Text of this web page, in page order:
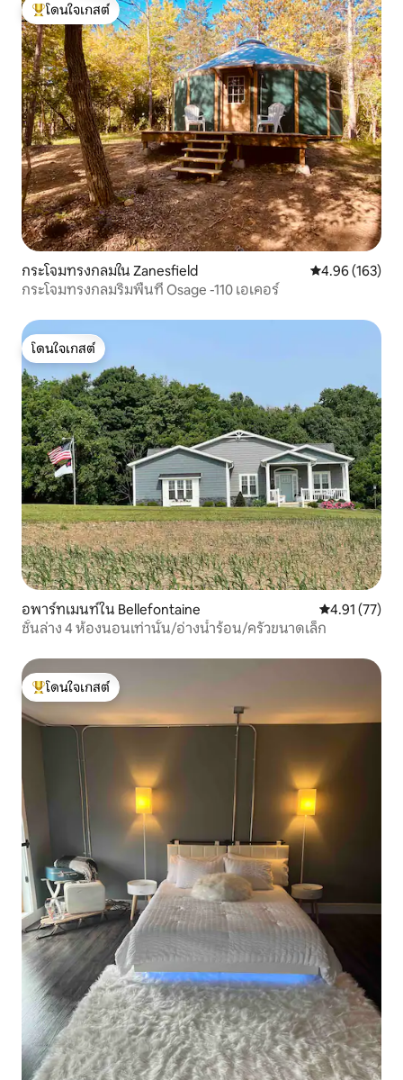
โดนใจเกสต์ที่สุด
โดนใจเกสต์
กระโจมทรงกลมใน Zanesfield คะแนนเฉลี่ย
4.96 (163)
กระโจมทรงกลมริมพื้นที่ Osage -110 เอเคอร์
โดนใจเกสต์
โดนใจเกสต์
อพาร์ทเมนท์ใน Bellefontaine คะแนนเฉลี่ย
4.91 (77)
ชั้นล่าง 4 ห้องนอนเท่านั้น/อ่างน้ำร้อน/ครัวขนาดเล็ก
โดนใจเกสต์ที่สุด
โดนใจเกสต์